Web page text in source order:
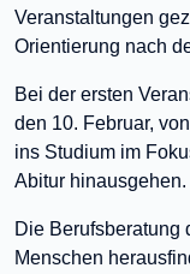
Veranstaltungen
Orientierung nach
Bei der ersten
den 10. Februar,
ins Studium im
Abitur hinausgehen.
Die Berufsberatung
Menschen